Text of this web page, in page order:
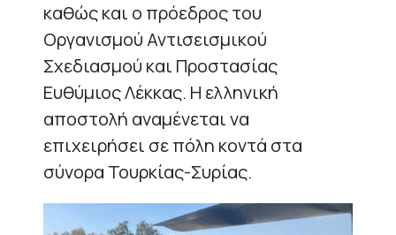
καθώς και ο πρόεδρος του
Οργανισμού Αντισεισμικού
Σχεδιασμού και Προστασίας
Ευθύμιος Λέκκας. Η ελληνική
αποστολή αναμένεται να
επιχειρήσει σε πόλη κοντά στα
σύνορα Τουρκίας-Συρίας.